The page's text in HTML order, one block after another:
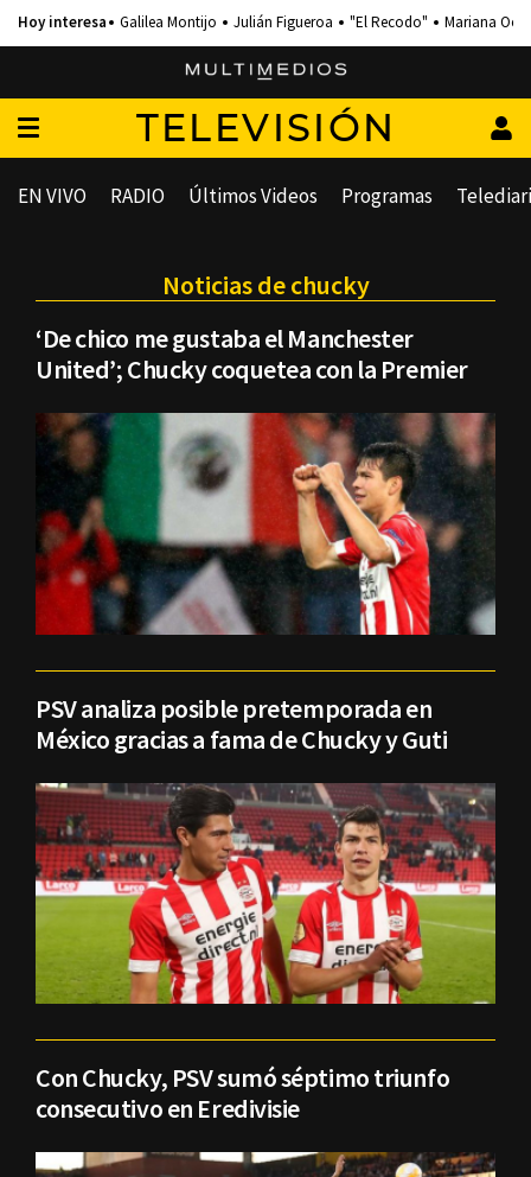
Galilea Montijo Julián Figueroa "El Recodo" Mariana
TELEVISIÓN
EN VIVO RADIO Últimos Videos Programas
Noticias de chucky
‘De chico me gustaba el Manchester
United’; Chucky coquetea con la Premier
PSV analiza posible pretemporada en
México gracias a fama de Chucky y Guti
Con Chucky, PSV sumó séptimo triunfo
consecutivo en Eredivisie